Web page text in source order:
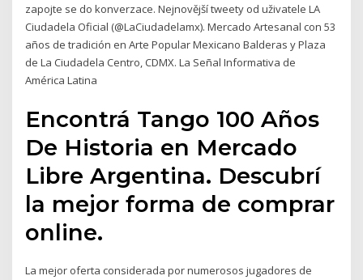
zapojte se do konverzace. Nejnovější tweety od uživatele LA
Ciudadela Oficial (@LaCiudadelamx). Mercado Artesanal con 53
años de tradición en Arte Popular Mexicano Balderas y Plaza
de La Ciudadela Centro, CDMX. La Señal Informativa de
América Latina
Encontrá Tango 100 Años
De Historia en Mercado
Libre Argentina. Descubrí
la mejor forma de comprar
online.
La mejor oferta considerada por numerosos jugadores de